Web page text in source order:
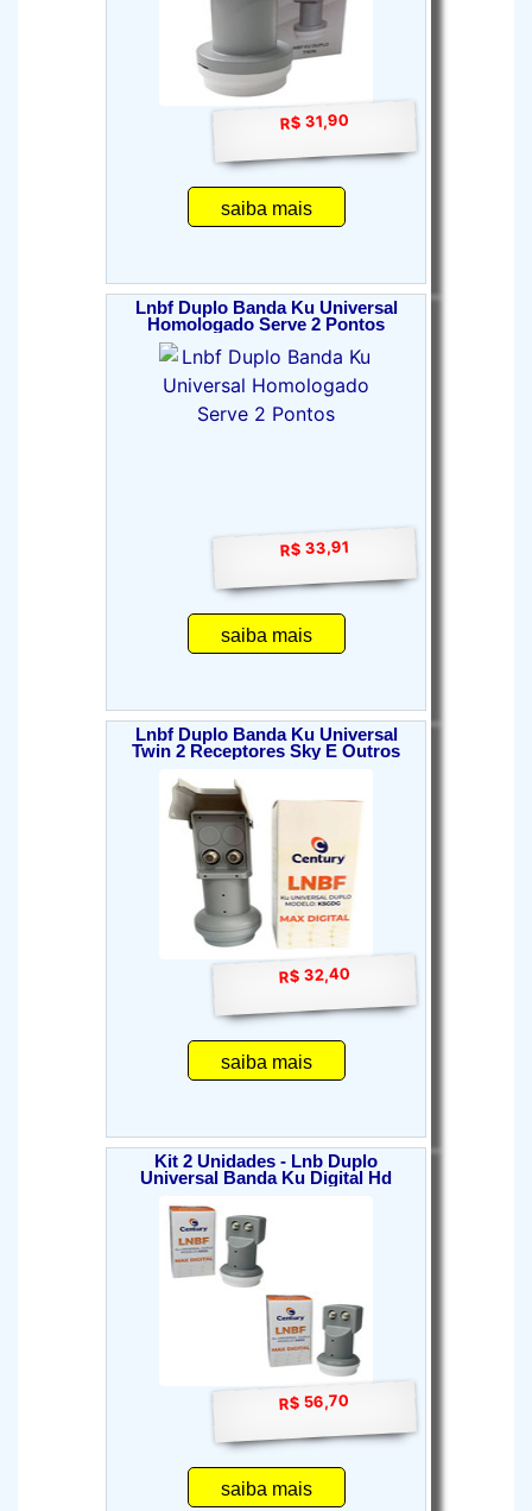
R$ 31,90
saiba mais
Lnbf Duplo Banda Ku Universal
Homologado Serve 2 Pontos
R$ 33,91
saiba mais
Lnbf Duplo Banda Ku Universal
Twin 2 Receptores Sky E Outros
R$ 32,40
saiba mais
Kit 2 Unidades - Lnb Duplo
Universal Banda Ku Digital Hd
R$ 56,70
saiba mais